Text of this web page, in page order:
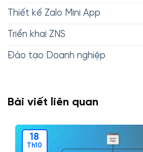
Thiết kế Zalo Mini App
Triển khai ZNS
Đào tạo Doanh nghiệp
Bài viết liên quan
18
Th10